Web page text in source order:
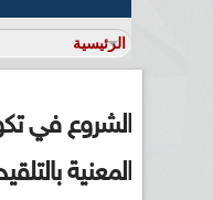
الشروع في